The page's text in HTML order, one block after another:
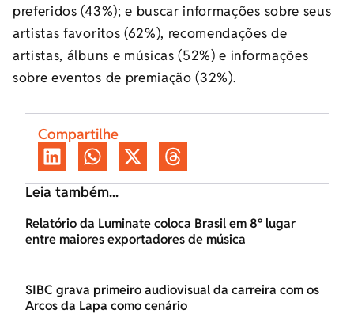
preferidos (43%); e buscar informações sobre seus
artistas favoritos (62%), recomendações de
artistas, álbuns e músicas (52%) e informações
sobre eventos de premiação (32%).
Compartilhe
Leia também...
Relatório da Luminate coloca Brasil em 8º lugar
entre maiores exportadores de música
SIBC grava primeiro audiovisual da carreira com os
Arcos da Lapa como cenário